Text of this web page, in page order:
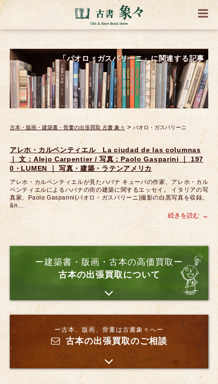
「パオロ・ガスパリーニ」に関連する記事
古本・版画・建築書・骨董の出張買取 古書 象々 > パオロ・ガスパリーニ
アレホ・カルペンティエル La ciudad de las columnas
｜ 文：Alejo Carpentier / 写真：Paolo Gasparini ｜ 197
0・LUMEN ｜ 写真・建築・ラテンアメリカ
アレホ・カルペンティエルが見たハバナ キューバの作家、アレホ・カル
ペンティエルによるハバナの街の建築に関するエッセイ。 イタリアの写
真家、Paolo Gasparini(パオロ・ガスパリーニ)撮影の白黒写真を収録。
&n…
続きを読む
ー建築書・版画・古本の高価買取ー
古本の出張買取について
ー古本、版画、骨董は古書象々へー
古本の出張買取のご相談